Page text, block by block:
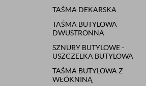
TAŚMA DEKARSKA
TAŚMA BUTYLOWA
DWUSTRONNA
SZNURY BUTYLOWE -
USZCZELKA BUTYLOWA
TAŚMA BUTYLOWA Z
WŁÓKNINĄ